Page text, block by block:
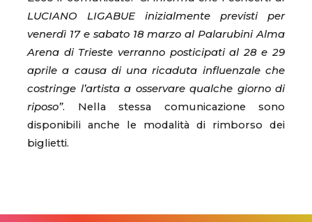
LUCIANO LIGABUE inizialmente previsti per
venerdì 17 e sabato 18 marzo al Palarubini Alma
Arena di Trieste verranno posticipati al 28 e 29
aprile a causa di una ricaduta influenzale che
costringe l’artista a osservare qualche giorno di
riposo”. Nella stessa comunicazione sono
disponibili anche le modalità di rimborso dei
biglietti.